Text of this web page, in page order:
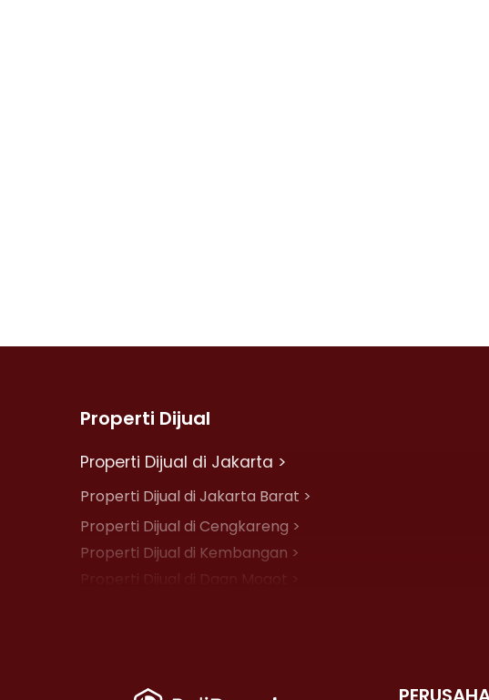
Properti Dijual
Properti Dijual di Jakarta >
Properti Dijual di Jakarta Barat >
Properti Dijual di Cengkareng >
Properti Dijual di Kembangan >
Properti Dijual di Daan Mogot >